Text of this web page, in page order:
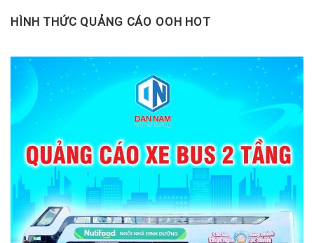
HÌNH THỨC QUẢNG CÁO OOH HOT